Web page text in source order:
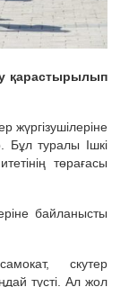
қарастырылып
жүргізушілеріне
Бұл туралы Ішкі
төрағасы
байланысты
скутер
түсті. Ал жол